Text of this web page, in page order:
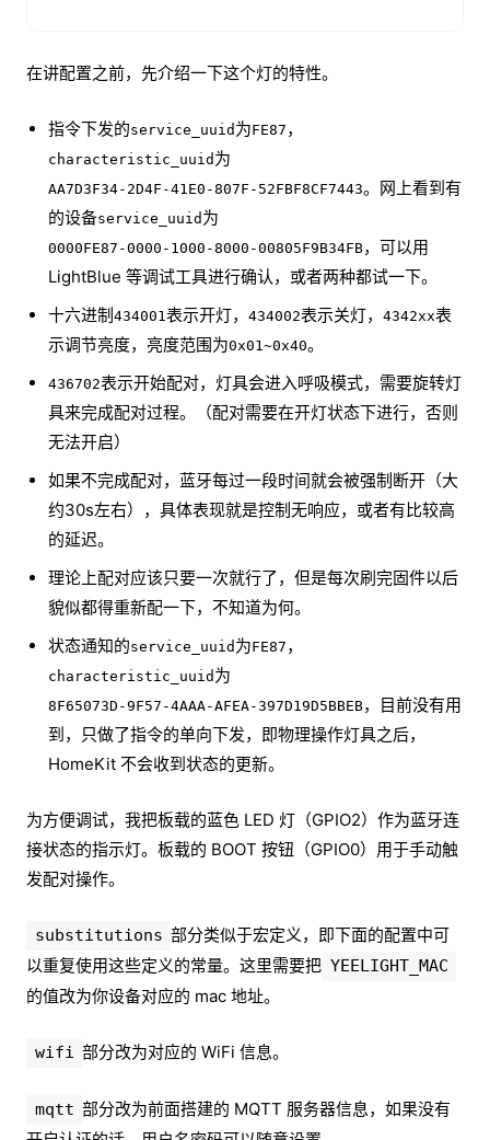
在讲配置之前，先介绍一下这个灯的特性。
指令下发的service_uuid 为FE87 ，
characteristic_uuid 为
AA7D3F34-2D4F-41E0-807F-52FBF8CF7443。网上看到有
的设备service_uuid 为
0000FE87-0000-1000-8000-00805F9B34FB，可以用
LightBlue 等调试工具进行确认，或者两种都试一下。
十六进制 434001表示开灯， 434002表示关灯， 4342xx表
示调节亮度，亮度范围为0x01~0x40。
436702表示开始配对，灯具会进入呼吸模式，需要旋转灯
具来完成配对过程。（配对需要在开灯状态下进行，否则
无法开启）
如果不完成配对，蓝牙每过一段时间就会被强制断开（大
约30s左右），具体表现就是控制无响应，或者有比较高
的延迟。
理论上配对应该只要一次就行了，但是每次刷完固件以后
貌似都得重新配一下，不知道为何。
状态通知的service_uuid 为FE87 ，
characteristic_uuid 为
8F65073D-9F57-4AAA-AFEA-397D19D5BBEB，目前没有用
到，只做了指令的单向下发，即物理操作灯具之后，
HomeKit 不会收到状态的更新。
为方便调试，我把板载的蓝色 LED 灯（GPIO2）作为蓝牙连
接状态的指示灯。板载的 BOOT 按钮（GPIO0）用于手动触
发配对操作。
substitutions 部分类似于宏定义，即下面的配置中可
以重复使用这些定义的常量。这里需要把 YEELIGHT_MAC
的值改为你设备对应的 mac 地址。
wifi 部分改为对应的 WiFi 信息。
mqtt 部分改为前面搭建的 MQTT 服务器信息，如果没有